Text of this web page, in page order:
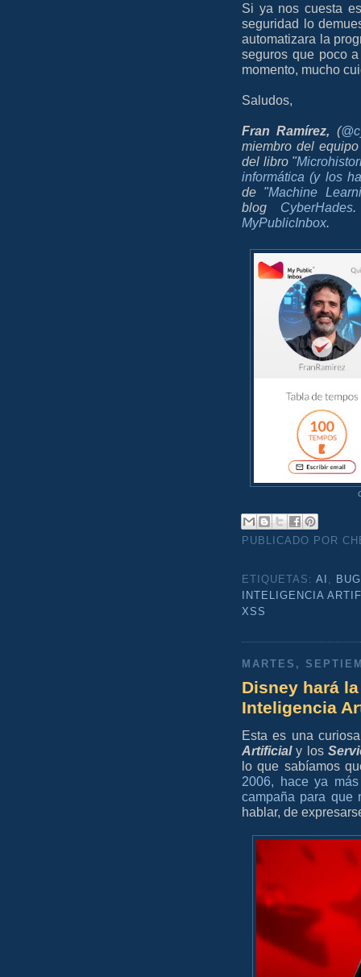
Si ya nos cuesta
seguridad lo
automatizara la
seguros que poco
momento, mucho
Saludos,
Fran Ramírez, (
miembro del
del libro "
informática (y los
de "Machine
blog CyberHades.
MyPublicInbox.
PUBLICADO POR
ETIQUETAS:AI
BUG
INTELIGENCIA
XSS
MARTES,
Disney hará
Inteligencia
Esta es una
Artificialy los
lo que sabíamos
2006, hace ya
campaña para que
hablar, de